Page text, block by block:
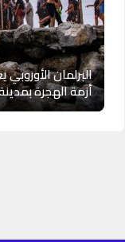
البرلمان
أزمة الهجرة